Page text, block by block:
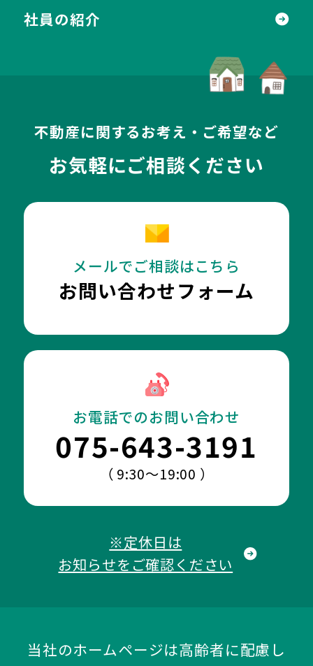
社員の紹介
不動産に関するお考え・ご希望など
お気軽にご相談ください
メールでご相談はこちら
お問い合わせフォーム
お電話でのお問い合わせ
075-643-3191
（ 9:30～19:00 ）
※定休日は
お知らせをご確認ください
当社のホームページは高齢者に配慮し